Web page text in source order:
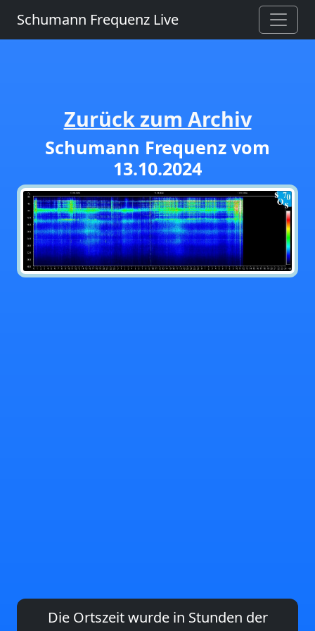
Schumann Frequenz Live
Zurück zum Archiv
Schumann Frequenz vom
13.10.2024
Die Ortszeit wurde in Stunden der